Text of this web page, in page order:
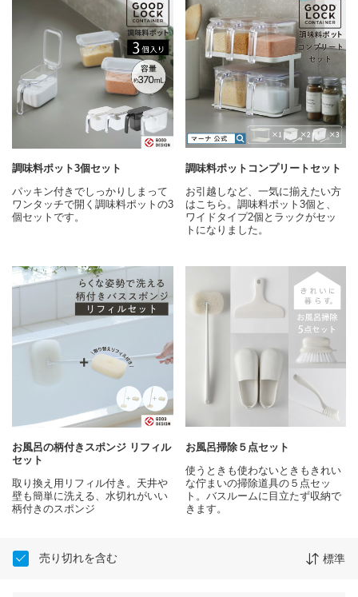
調味料ポット3個セット
パッキン付きでしっかりしまって
ワンタッチで開く調味料ポットの3
個セットです。
調味料ポットコンプリートセット
お引越しなど、一気に揃えたい方
はこちら。調味料ポット3個と、
ワイドタイプ2個とラックがセッ
トになりました。
お風呂の柄付きスポンジ リフィル
セット
取り換え用リフィル付き。天井や
壁も簡単に洗える、水切れがいい
柄付きのスポンジ
お風呂掃除５点セット
使うときも使わないときもきれい
な佇まいの掃除道具の５点セッ
ト。バスルームに目立たず収納で
きます。
売り切れを含む 標準